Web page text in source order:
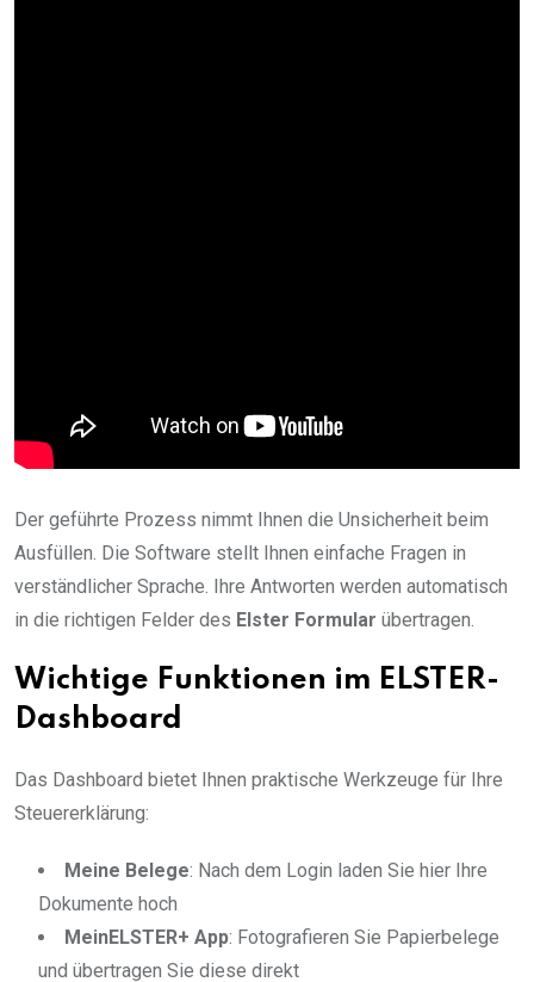
Der geführte Prozess nimmt Ihnen die Unsicherheit beim
Ausfüllen. Die Software stellt Ihnen einfache Fragen in
verständlicher Sprache. Ihre Antworten werden automatisch
in die richtigen Felder des Elster Formular übertragen.
Wichtige Funktionen im ELSTER-
Dashboard
Das Dashboard bietet Ihnen praktische Werkzeuge für Ihre
Steuererklärung:
Meine Belege: Nach dem Login laden Sie hier Ihre
Dokumente hoch
MeinELSTER+ App: Fotografieren Sie Papierbelege
und übertragen Sie diese direkt